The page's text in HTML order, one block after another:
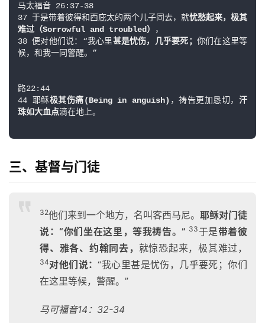
首
主
日
马太福音 26:37-38
37 于是带着彼得和西庇太的两个儿子同去，就忧愁起来，极其
难过（Sorrowful and troubled）
，
38 便对他们说：“我心里甚是忧伤，几乎要死； 你们在这里等
候，和我一同警醒。”
路22:44
44 耶稣极其伤痛(Being in anguish) ，祷告更加恳切，汗
珠如大血点滴在地上。
三、基督与门徒
32他们来到一个地方，名叫客西马尼。 耶稣对门徒
说：“你们坐在这里，等我祷告。” 33 于是带着彼
得、雅各、约翰同去， 就惊恐起来，极其难过，
34对他们说：“我心里甚是忧伤，几乎要死；你们
在这里等候，警醒。”
马可福音14：32-34